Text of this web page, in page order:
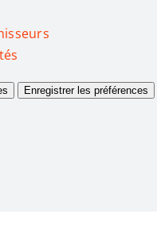
Enregistrer les préférences